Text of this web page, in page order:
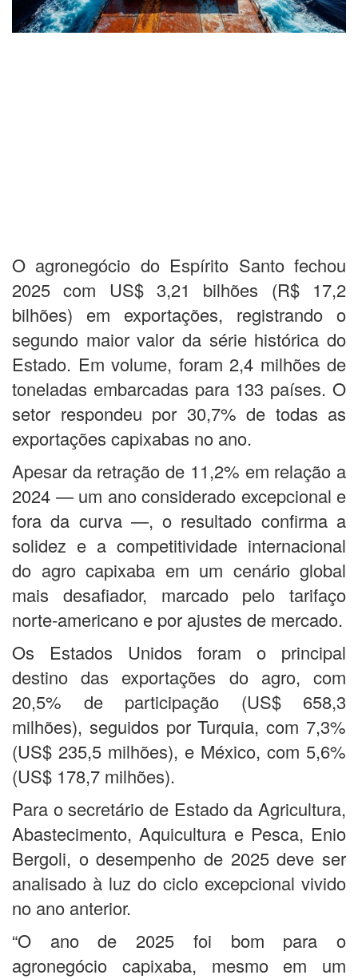
O agronegócio do Espírito Santo fechou
2025 com US$ 3,21 bilhões (R$ 17,2
bilhões) em exportações, registrando o
segundo maior valor da série histórica do
Estado. Em volume, foram 2,4 milhões de
toneladas embarcadas para 133 países. O
setor respondeu por 30,7% de todas as
exportações capixabas no ano.
Apesar da retração de 11,2% em relação a
2024 — um ano considerado excepcional e
fora da curva —, o resultado confirma a
solidez e a competitividade internacional
do agro capixaba em um cenário global
mais desafiador, marcado pelo tarifaço
norte-americano e por ajustes de mercado.
Os Estados Unidos foram o principal
destino das exportações do agro, com
20,5% de participação (US$ 658,3
milhões), seguidos por Turquia, com 7,3%
(US$ 235,5 milhões), e México, com 5,6%
(US$ 178,7 milhões).
Para o secretário de Estado da Agricultura,
Abastecimento, Aquicultura e Pesca, Enio
Bergoli, o desempenho de 2025 deve ser
analisado à luz do ciclo excepcional vivido
no ano anterior.
“O ano de 2025 foi bom para o
agronegócio capixaba, mesmo em um